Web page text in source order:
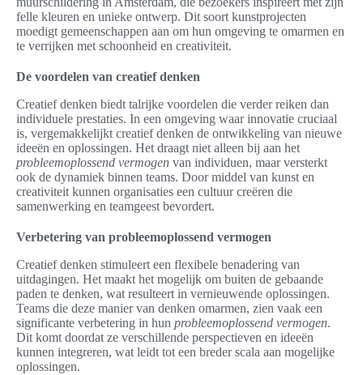
felle kleuren en unieke ontwerp. Dit soort kunstprojecten
moedigt gemeenschappen aan om hun omgeving te omarmen en
te verrijken met schoonheid en creativiteit.
De voordelen van creatief denken
Creatief denken biedt talrijke voordelen die verder reiken dan
individuele prestaties. In een omgeving waar innovatie cruciaal
is, vergemakkelijkt creatief denken de ontwikkeling van nieuwe
ideeën en oplossingen. Het draagt niet alleen bij aan het
probleemoplossend vermogen van individuen, maar versterkt
ook de dynamiek binnen teams. Door middel van kunst en
creativiteit kunnen organisaties een cultuur creëren die
samenwerking en teamgeest bevordert.
Verbetering van probleemoplossend vermogen
Creatief denken stimuleert een flexibele benadering van
uitdagingen. Het maakt het mogelijk om buiten de gebaande
paden te denken, wat resulteert in vernieuwende oplossingen.
Teams die deze manier van denken omarmen, zien vaak een
significante verbetering in hun probleemoplossend vermogen.
Dit komt doordat ze verschillende perspectieven en ideeën
kunnen integreren, wat leidt tot een breder scala aan mogelijke
oplossingen.